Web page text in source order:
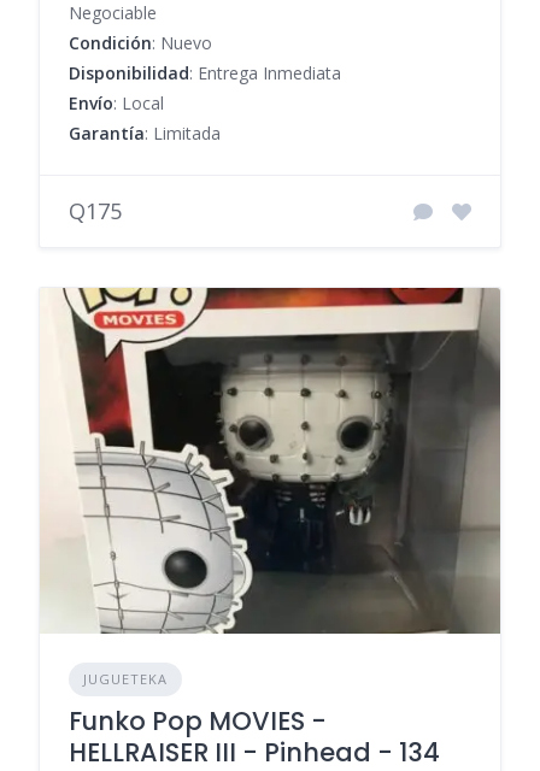
Negociable
Condición: Nuevo
Disponibilidad: Entrega Inmediata
Envío: Local
Garantía: Limitada
Q175
JUGUETEKA
Funko Pop MOVIES -
HELLRAISER III - Pinhead - 134